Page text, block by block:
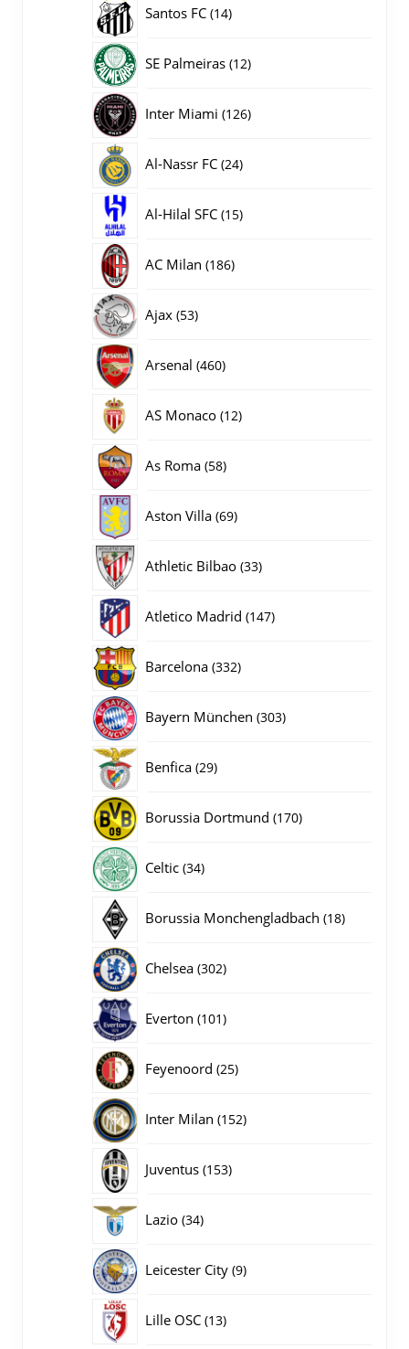
Santos FC 1414
SE Palmeiras 1212
Inter Miami 126126
Al-Nassr FC 2424
Al-Hilal SFC 1515
AC Milan 186186
Ajax 5353
Arsenal 460460
AS Monaco 1212
As Roma 5858
Aston Villa 6969
Athletic Bilbao 3333
Atletico Madrid 147147
Barcelona 332332
Bayern München 303303
Benfica 2929
Borussia Dortmund 170170
Celtic 3434
Borussia Monchengladbach 1818
Chelsea 302302
Everton 101101
Feyenoord 2525
Inter Milan 152152
Juventus 153153
Lazio 3434
Leicester City 99
Lille OSC 1313